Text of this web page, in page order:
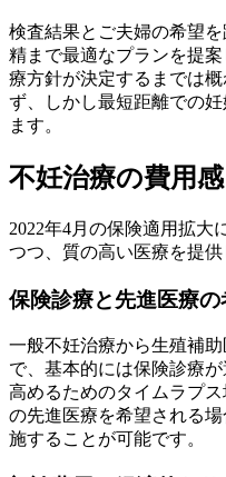
検査結果とご夫婦の希望
精まで最適なプランを提
療方針が決定するまでは
ず、しかし最短距離での
ます。
不妊治療の費用
2022年4月の保険適用拡大
つつ、質の高い医療を提供
保険診療と先進医療の
一般不妊治療から生殖補
で、基本的には保険診療が
高めるためのタイムラプ
の先進医療を希望される
施することが可能です。